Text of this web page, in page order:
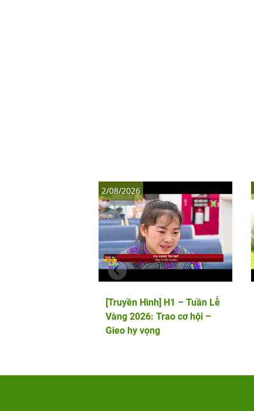
[Truyền Hình] H1 – Tuần Lễ
Vàng 2026: Trao cơ hội –
Gieo hy vọng
2/08/2026